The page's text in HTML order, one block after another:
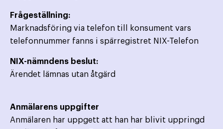
Frågeställning:
Marknadsföring via telefon till konsument vars
telefonnummer fanns i spärregistret NIX-Telefon
NIX-nämndens beslut:
Ärendet lämnas utan åtgärd
Anmälarens uppgifter
Anmälaren har uppgett att han har blivit uppringd